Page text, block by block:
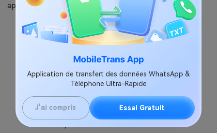
MobileTrans App
Application de transfert des données WhatsApp &
Téléphone Ultra-Rapide
J'ai compris Essai Gratuit
appuyez ensuite sur le bouton Google.